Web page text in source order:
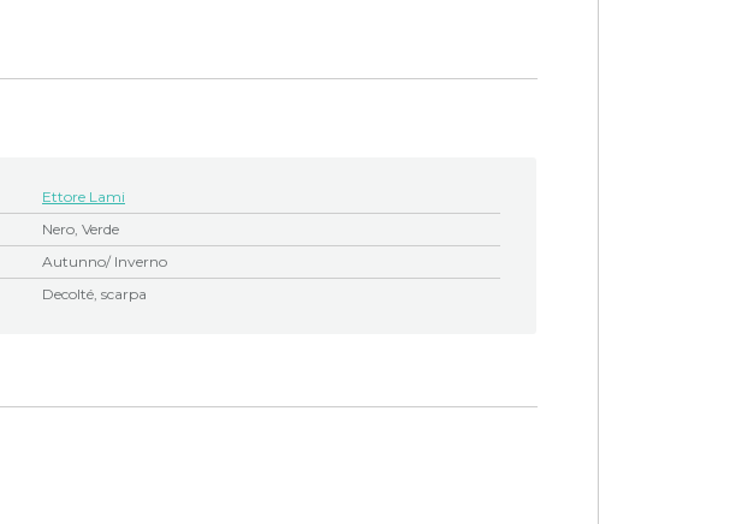
Ettore Lami
Nero, Verde
Autunno/ Inverno
Decolté, scarpa